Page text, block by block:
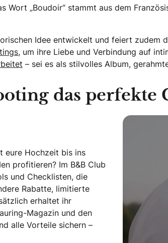
„Boudoir“ stammt aus dem
Idee entwickelt und feiert zudem
um ihre Liebe und Verbindung auf
– sei es als stilvolles Album,
das perfekte
eure Hochzeit bis ins
profitieren? Im B&B Club
und Checklisten, die
Rabatte, limitierte
erhaltet ihr
Magazin und den
alle Vorteile sichern –